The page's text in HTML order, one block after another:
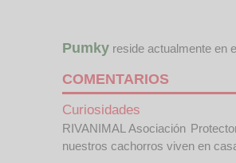
Pumky reside actualmente en
COMENTARIOS
Curiosidades
RIVANIMAL Asociación
nuestros cachorros viven en